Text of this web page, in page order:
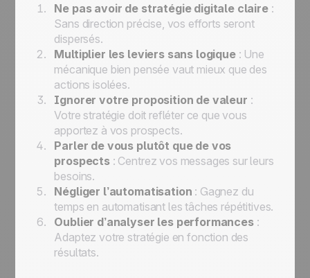
Ne pas avoir de stratégie digitale claire:
Sans direction précise, vos efforts seront
dispersés.
Multiplier les leviers sans logique: Une
mécanique bien pensée vaut mieux que des
actions isolées.
Ignorer votre proposition de valeur :
Votre stratégie doit refléter ce que vous
apportez à vos prospects.
Parler de vous plutôt que de vos
prospects: Centrez vos messages sur leurs
besoins.
Négliger l’automatisation : Gagnez du
temps en automatisant les tâches répétitives.
Oublier d’analyser les performances:
Adaptez votre stratégie en fonction des
résultats.